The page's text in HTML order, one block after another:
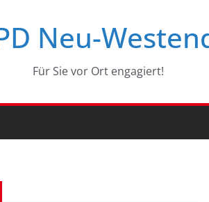
Neu-
Für Sie vor Ort engagiert!